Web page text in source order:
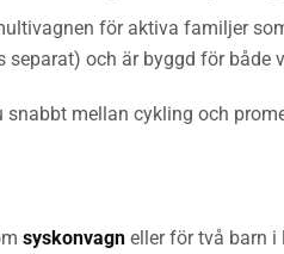
för aktiva familjer
separat) och är byggd för både
snabbt mellan cykling och
syskonvagn eller för två barn i